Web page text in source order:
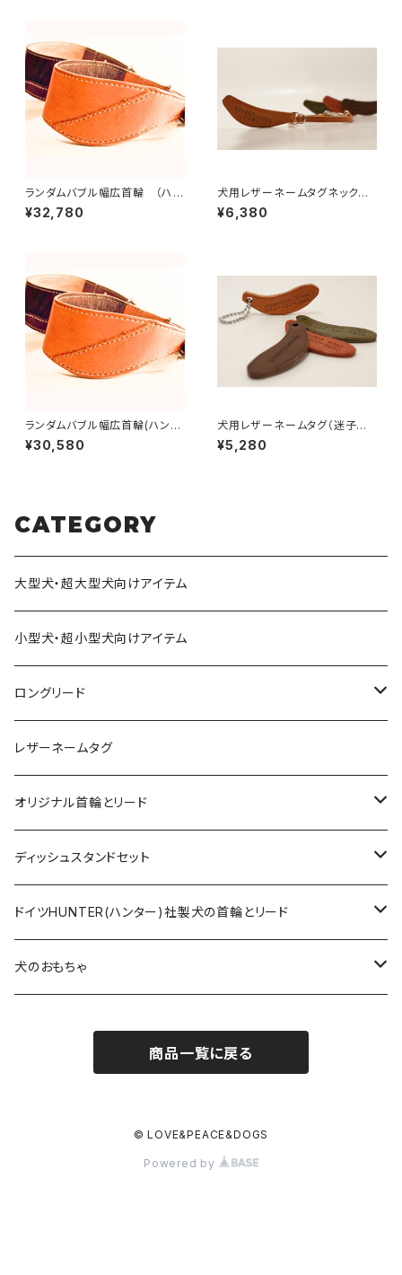
ランダムバブル幅広首輪 （ハン
ドメイドヌメ革首輪）首周りサイ
ズ60〜69cmまで 【受注製
¥32,780
犬用レザーネームタグネックレ
ス（迷子札）／長さ39cmまで
【受注製作】LOVE&PEACE&D
¥6,380
ランダムバブル幅広首輪(ハンド
メイドヌメ革首輪） 首周りサイ
ズ50〜59cmまで 【受注製
¥30,580
犬用レザーネームタグ（迷子札）
LOVE&PEACE&DOGSオリジ
ナル【受注製作】
¥5,280
CATEGORY
大型犬・超大型犬向けアイテム
小型犬・超小型犬向けアイテム
ロングリード
オリジナル軽量ロングリード
オリジナルロングリード
レザーネームタグ
オリジナル首輪とリード
ロープとヌメ革の首輪とリード
ヌメ革の首輪とリード
アニリンレザーの首輪とリード
ディッシュスタンドセット
無垢の木とステンレスのディッシュスタンドセット
超小型犬〜中型犬サイズ
無垢の木と陶器のディッシュスタンドセット
大型犬〜超大型犬向けサイズ
ドイツHUNTER(ハンター)社製犬の首輪とリード
HUNTER(ハンター）社製首輪
HUNTER（ハンター）社製スリップリード
JOKKE（フィンランド・ヨッケ）製首輪
犬のおもちゃ
ボールのおもちゃ
商品一覧に戻る
© LOVE&PEACE&DOGS
Powered by